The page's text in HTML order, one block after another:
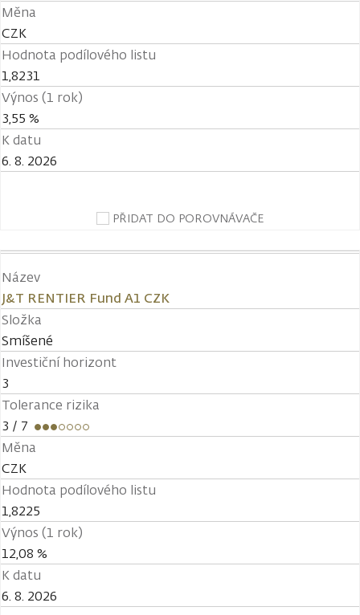
Měna
CZK
Hodnota podílového listu
1,8231
Výnos (1 rok)
3,55 %
K datu
6. 8. 2026
PŘIDAT DO POROVNÁVAČE
Název
J&T RENTIER Fund A1 CZK
Složka
Smíšené
Investiční horizont
3
Tolerance rizika
3 / 7
Měna
CZK
Hodnota podílového listu
1,8225
Výnos (1 rok)
12,08 %
K datu
6. 8. 2026